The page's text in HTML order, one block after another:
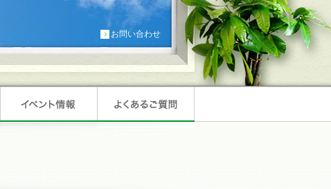
お問い合わせ